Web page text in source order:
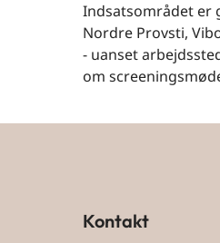
Indsatsområdet er
Nordre Provsti,
- uanset
om
Kontakt